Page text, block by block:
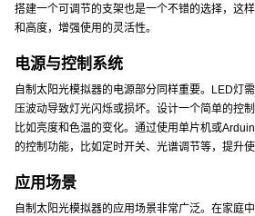
搭建一个可调节的支架也是一个不错的选择，这
和高度，增强使用的灵活性。
电源与控制系统
自制太阳光模拟器的电源部分同样重要。LED灯
压波动导致灯光闪烁或损坏。设计一个简单的控
比如亮度和色温的变化。通过使用单片机或
的控制功能，比如定时开关、光谱调节等，提升使
应用场景
自制太阳光模拟器的应用场景非常广泛。在家庭